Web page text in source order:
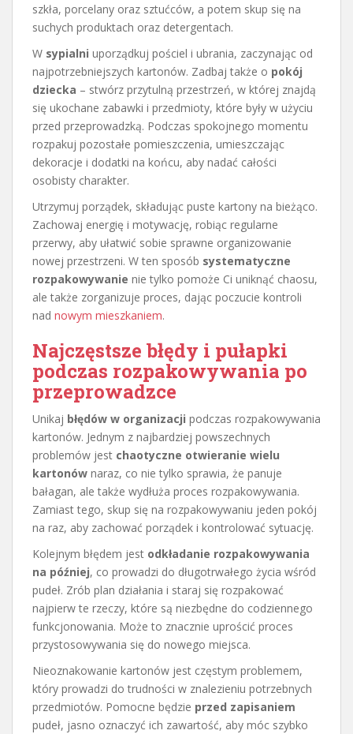
szkła, porcelany oraz sztućców, a potem skup się na
suchych produktach oraz detergentach.
W sypialni uporządkuj pościel i ubrania, zaczynając od
najpotrzebniejszych kartonów. Zadbaj także o pokój
dziecka – stwórz przytulną przestrzeń, w której znajdą
się ukochane zabawki i przedmioty, które były w użyciu
przed przeprowadzką. Podczas spokojnego momentu
rozpakuj pozostałe pomieszczenia, umieszczając
dekoracje i dodatki na końcu, aby nadać całości
osobisty charakter.
Utrzymuj porządek, składując puste kartony na bieżąco.
Zachowaj energię i motywację, robiąc regularne
przerwy, aby ułatwić sobie sprawne organizowanie
nowej przestrzeni. W ten sposób systematyczne
rozpakowywanie nie tylko pomoże Ci uniknąć chaosu,
ale także zorganizuje proces, dając poczucie kontroli
nad nowym mieszkaniem.
Najczęstsze błędy i pułapki
podczas rozpakowywania po
przeprowadzce
Unikaj błędów w organizacji podczas rozpakowywania
kartonów. Jednym z najbardziej powszechnych
problemów jest chaotyczne otwieranie wielu
kartonów naraz, co nie tylko sprawia, że panuje
bałagan, ale także wydłuża proces rozpakowywania.
Zamiast tego, skup się na rozpakowywaniu jeden pokój
na raz, aby zachować porządek i kontrolować sytuację.
Kolejnym błędem jest odkładanie rozpakowywania
na później, co prowadzi do długotrwałego życia wśród
pudeł. Zrób plan działania i staraj się rozpakować
najpierw te rzeczy, które są niezbędne do codziennego
funkcjonowania. Może to znacznie uprościć proces
przystosowywania się do nowego miejsca.
Nieoznakowanie kartonów jest częstym problemem,
który prowadzi do trudności w znalezieniu potrzebnych
przedmiotów. Pomocne będzie przed zapisaniem
pudeł, jasno oznaczyć ich zawartość, aby móc szybko